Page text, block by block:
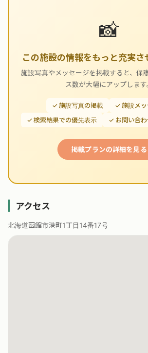
📸
この施設の情報をもっと充実さ
施設写真やメッセージを掲載すると、保
ス数が大幅にアップします
✓ 施設写真の掲載
✓ 施設メ
✓ 検索結果での優先表示
✓ お問い合
掲載プランの詳細を見る
アクセス
北海道函館市港町1丁目14番17号